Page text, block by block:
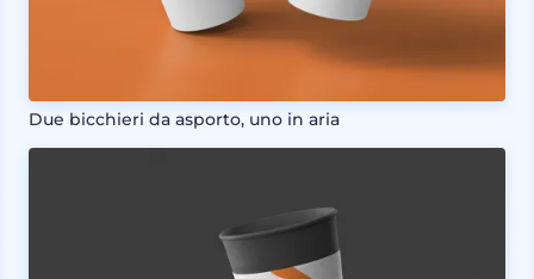
Due bicchieri da asporto, uno in aria